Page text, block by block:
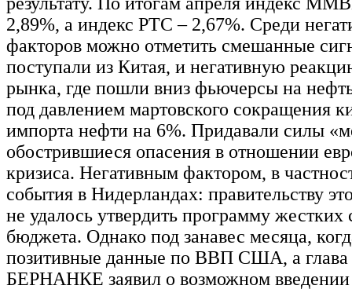
2,89%, а индекс РТС – 2,67%. Среди
факторов можно отметить смешанные
поступали из Китая, и негативную
рынка, где пошли вниз фьючерсы на
под давлением мартовского сокращения
импорта нефти на 6%. Придавали силы
обострившиеся опасения в отношении
кризиса. Негативным фактором, в
события в Нидерландах: правительству
не удалось утвердить программу
бюджета. Однако под занавес месяца,
позитивные данные по ВВП США, а
БЕРНАНКЕ заявил о возможном